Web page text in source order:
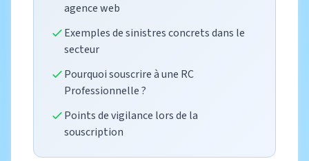
agence web
Exemples de sinistres concrets dans le
secteur
Pourquoi souscrire à une RC
Professionnelle ?
Points de vigilance lors de la
souscription